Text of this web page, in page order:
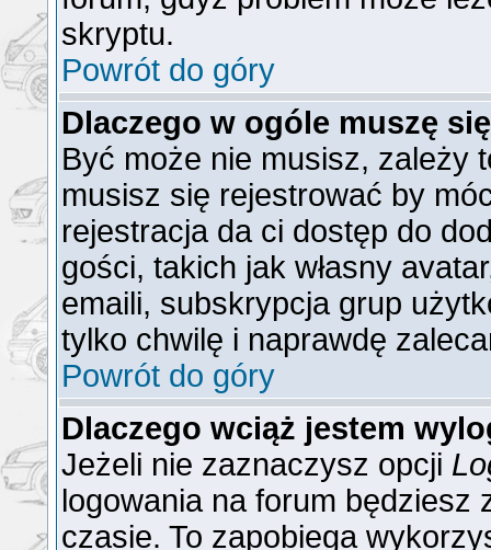
skryptu.
Powrót do góry
Dlaczego w ogóle muszę
Być może nie musisz, zależy
musisz się rejestrować by
rejestracja da ci dostęp do
gości, takich jak własny
emaili, subskrypcja grup
tylko chwilę i naprawdę
Powrót do góry
Dlaczego wciąż jestem
Jeżeli nie zaznaczysz opcji
logowania na forum będziesz
czasie. To zapobiega